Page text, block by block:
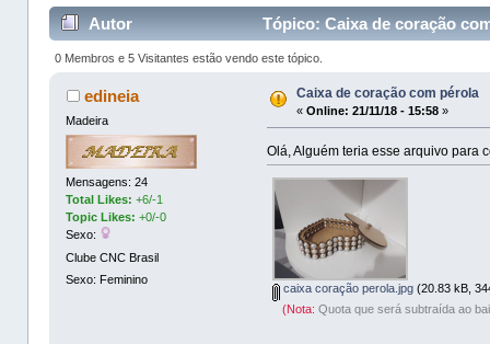
Autor Tópico: Caixa de coração
0 Membros e 5 Visitantes estão vendo este tópico.
edineia
Madeira
Mensagens: 24
Total Likes:+6/-1
Topic Likes: +0/-0
Sexo:
Clube CNC Brasil
Sexo: Feminino
Caixa de coração com pérola
«Online: 21/11/18 - 15:58 »
Olá, Alguém teria esse arquivo para
caixa coração perola.jpg (20.83 kB,
(Nota: Quota que será subtraída ao